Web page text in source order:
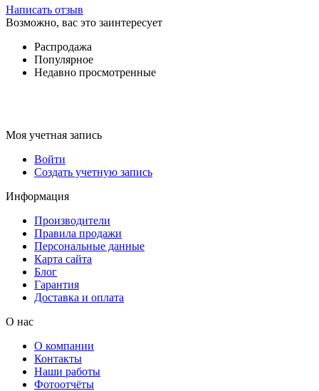
Написать отзыв
Возможно, вас это заинтересует
Распродажа
Популярное
Недавно просмотренные
Моя учетная запись
Войти
Создать учетную запись
Информация
Производители
Правила продажи
Персональные данные
Карта сайта
Блог
Гарантия
Доставка и оплата
О нас
О компании
Контакты
Наши работы
Фотоотчёты